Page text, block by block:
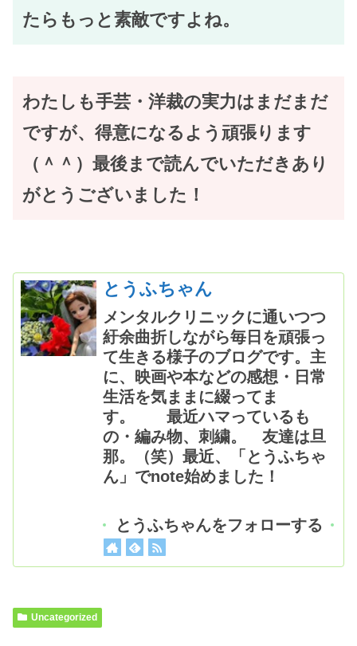
たらもっと素敵ですよね。
わたしも手芸・洋裁の実力はまだまだ
ですが、得意になるよう頑張ります
（＾＾）最後まで読んでいただきあり
がとうございました！
とうふちゃん
メンタルクリニックに通いつつ
紆余曲折しながら毎日を頑張っ
て生きる様子のブログです。主
に、映画や本などの感想・日常
生活を気ままに綴ってま
す。 最近ハマっているも
の・編み物、刺繍。 友達は旦
那。（笑）最近、「とうふちゃ
ん」でnote始めました！
とうふちゃんをフォローする
Uncategorized